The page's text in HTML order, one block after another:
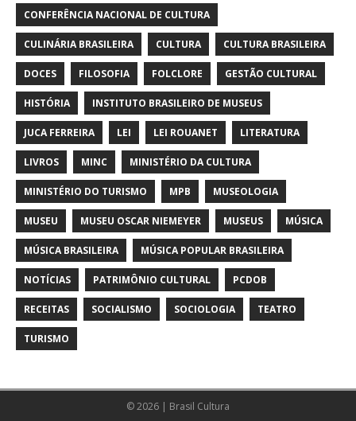
CONFERÊNCIA NACIONAL DE CULTURA
CULINÁRIA BRASILEIRA CULTURA CULTURA BRASILEIRA
DOCES FILOSOFIA FOLCLORE GESTÃO CULTURAL
HISTÓRIA INSTITUTO BRASILEIRO DE MUSEUS
JUCA FERREIRA LEI LEI ROUANET LITERATURA
LIVROS MINC MINISTÉRIO DA CULTURA
MINISTÉRIO DO TURISMO MPB MUSEOLOGIA
MUSEU MUSEU OSCAR NIEMEYER MUSEUS MÚSICA
MÚSICA BRASILEIRA MÚSICA POPULAR BRASILEIRA
NOTÍCIAS PATRIMÔNIO CULTURAL PCDOB
RECEITAS SOCIALISMO SOCIOLOGIA TEATRO
TURISMO
© 2026 | Brasil Cultura